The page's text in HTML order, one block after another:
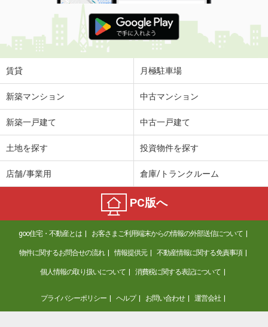
賃貸 月極駐車場
新築マンション 中古マンション
新築一戸建て 中古一戸建て
土地を探す 投資物件を探す
店舗/事業用 倉庫/トランクルーム
PC版へ
goo住宅・不動産とは お客さまご利用端末からの情報の外部送信について
物件に関するお問合せの流れ 情報提供元 不動産情報に関する免責事項
個人情報の取り扱いについて 消費税に関する表記について
プライバシーポリシー ヘルプ お問い合わせ 運営会社